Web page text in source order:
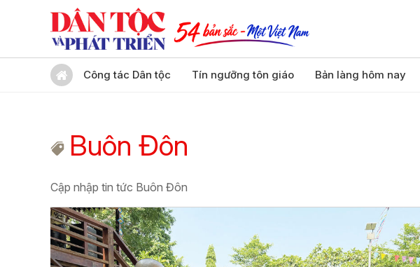
Công tác Dân tộc Tín ngưỡng tôn giáo Bản làng hôm nay
Buôn Đôn
Cập nhập tin tức Buôn Đôn